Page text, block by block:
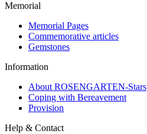
Memorial
Memorial Pages
Commemorative articles
Gemstones
Information
About ROSENGARTEN-Stars
Coping with Bereavement
Provision
Help & Contact